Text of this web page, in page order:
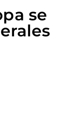
se